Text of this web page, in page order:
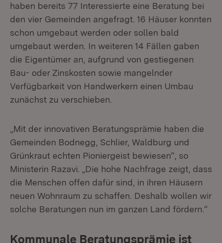
haben bereits 77 Interessierte eine Beratung bei
den vier Gemeinden angefragt. 16 Häuser konnten
schon umgebaut werden oder sollen bald
umgebaut werden. In weiteren 14 Fällen gaben
die Eigentümer an, aufgrund von gestiegenen
Bau- oder Zinskosten sowie mangelnder
Verfügbarkeit von Handwerkern einen Umbau
zunächst zu verschieben.
„Mit der innovativen Beratungsprämie haben die
Gemeinden Bodnegg, Schlier, Waldburg und
Grünkraut echten Pioniergeist bewiesen“, so
Ministerin Razavi. „Die hohe Nachfrage zeigt, dass
die Menschen offen dafür sind, in ihren Häusern
neuen Wohnraum zu schaffen. Deshalb wollen wir
solche Beratungen nun im ganzen Land fördern.“
Kommunale Beratungsprämie ist